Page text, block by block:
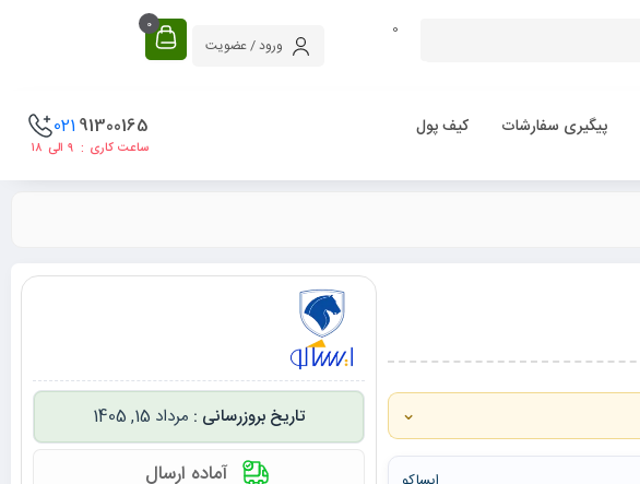
0
ورود / عضویت
0
پیگیری سفارشات کیف پول 91300165
021
ساعت کاری : ۹ الی ۱۸
⌄ مرداد 15, 1405
آماده ارسال